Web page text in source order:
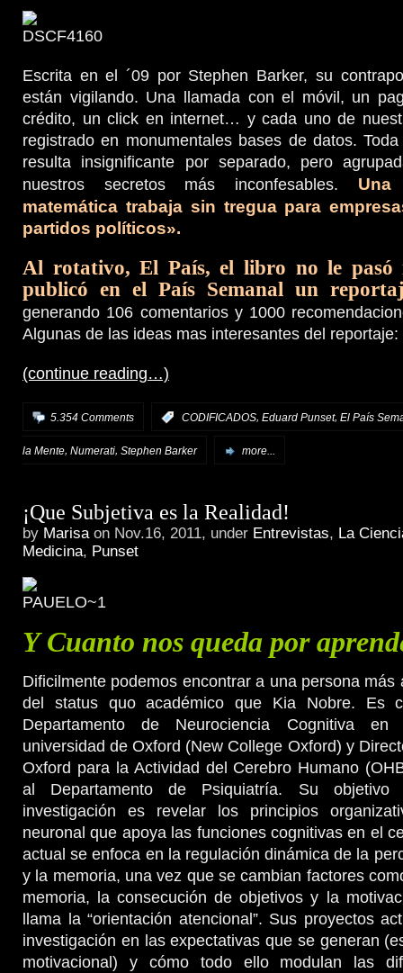
Escrita en el ´09 por Stephen Barker, su
están vigilando. Una llamada con el móvil, un
crédito, un click en internet… y cada uno de
registrado en monumentales bases de datos.
resulta insignificante por separado, pero
nuestros secretos más inconfesables.
matemática trabaja sin tregua para
partidos políticos».
Al rotativo, El País, el libro no le pasó
publicó en el País Semanal un
generando 106 comentarios y 1000
Algunas de las ideas mas interesantes del reportaje:
(continue reading…)
5.354 Comments CODIFICADOS, Eduard Punset, El País
la Mente, Numerati, Stephen Barker more...
¡Que Subjetiva es la Realidad!
by Marisa on Nov.16, 2011, under Entrevistas, La
Medicina, Punset
Y Cuanto nos queda por
Dificilmente podemos encontrar a una persona más
del status quo académico que Kia Nobre. Es
Departamento de Neurociencia Cognitiva en
universidad de Oxford (New College Oxford) y
Oxford para la Actividad del Cerebro Humano
al Departamento de Psiquiatría. Su
investigación es revelar los principios
neuronal que apoya las funciones cognitivas en el
actual se enfoca en la regulación dinámica de la
y la memoria, una vez que se cambian factores
memoria, la consecución de objetivos y la
llama la “orientación atencional”. Sus proyectos
investigación en las expectativas que se generan
motivacional) y cómo todo ello modulan las